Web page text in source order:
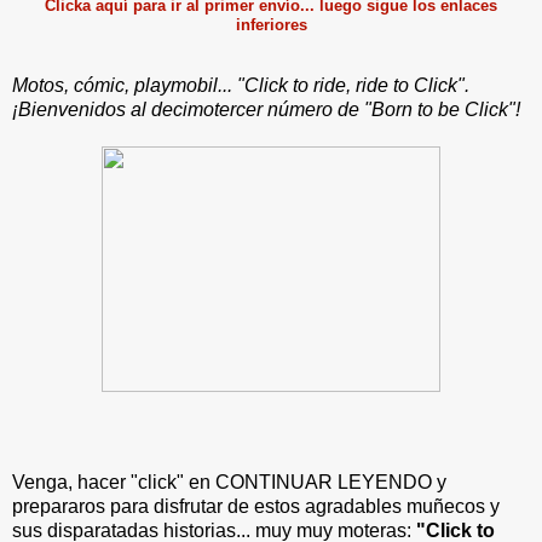
Clicka aquí para ir al primer envío... luego sigue los enlaces
inferiores
Motos, cómic, playmobil... "Click to ride, ride to Click".
¡Bienvenidos al decimotercer número de "Born to be Click"!
Venga, hacer "click" en CONTINUAR LEYENDO y
prepararos para disfrutar de estos agradables muñecos y
sus disparatadas historias... muy muy moteras: "Click to